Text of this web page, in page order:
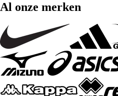
Al onze merken